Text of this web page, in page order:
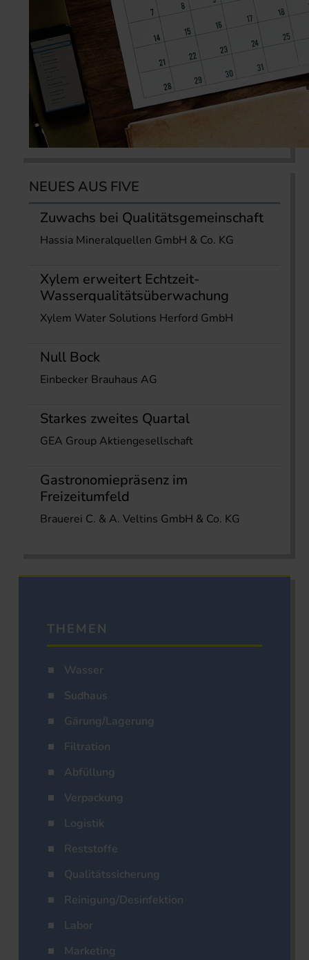
NEUES AUS FIVE
Zuwachs bei Qualitätsgemeinschaft
Hassia Mineralquellen GmbH & Co. KG
Xylem erweitert Echtzeit-
Wasserqualitätsüberwachung
Xylem Water Solutions Herford GmbH
Null Bock
Einbecker Brauhaus AG
Starkes zweites Quartal
GEA Group Aktiengesellschaft
Gastronomiepräsenz im
Freizeitumfeld
Brauerei C. & A. Veltins GmbH & Co. KG
THEMEN
Wasser
Sudhaus
Gärung/Lagerung
Filtration
Abfüllung
Verpackung
Logistik
Reststoffe
Qualitätssicherung
Reinigung/Desinfektion
Labor
Marketing